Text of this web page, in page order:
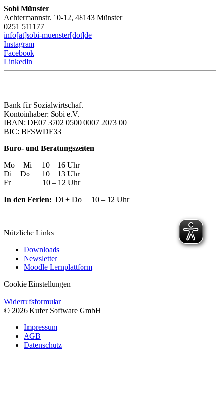
Sobi Münster
Achtermannstr. 10-12, 48143 Münster
0251 511177
info[at]sobi-muenster[dot]de
Instagram
Facebook
LinkedIn
Bank für Sozialwirtschaft
Kontoinhaber: Sobi e.V.
IBAN: DE07 3702 0500 0007 2073 00
BIC: BFSWDE33
Büro- und Beratungszeiten
Mo + Mi 10 – 16 Uhr
Di + Do 10 – 13 Uhr
Fr 10 – 12 Uhr
In den Ferien: Di + Do 10 – 12 Uhr
Nützliche Links
Downloads
Newsletter
Moodle Lernplattform
Cookie Einstellungen
Widerrufsformular
© 2026 Kufer Software GmbH
Impressum
AGB
Datenschutz